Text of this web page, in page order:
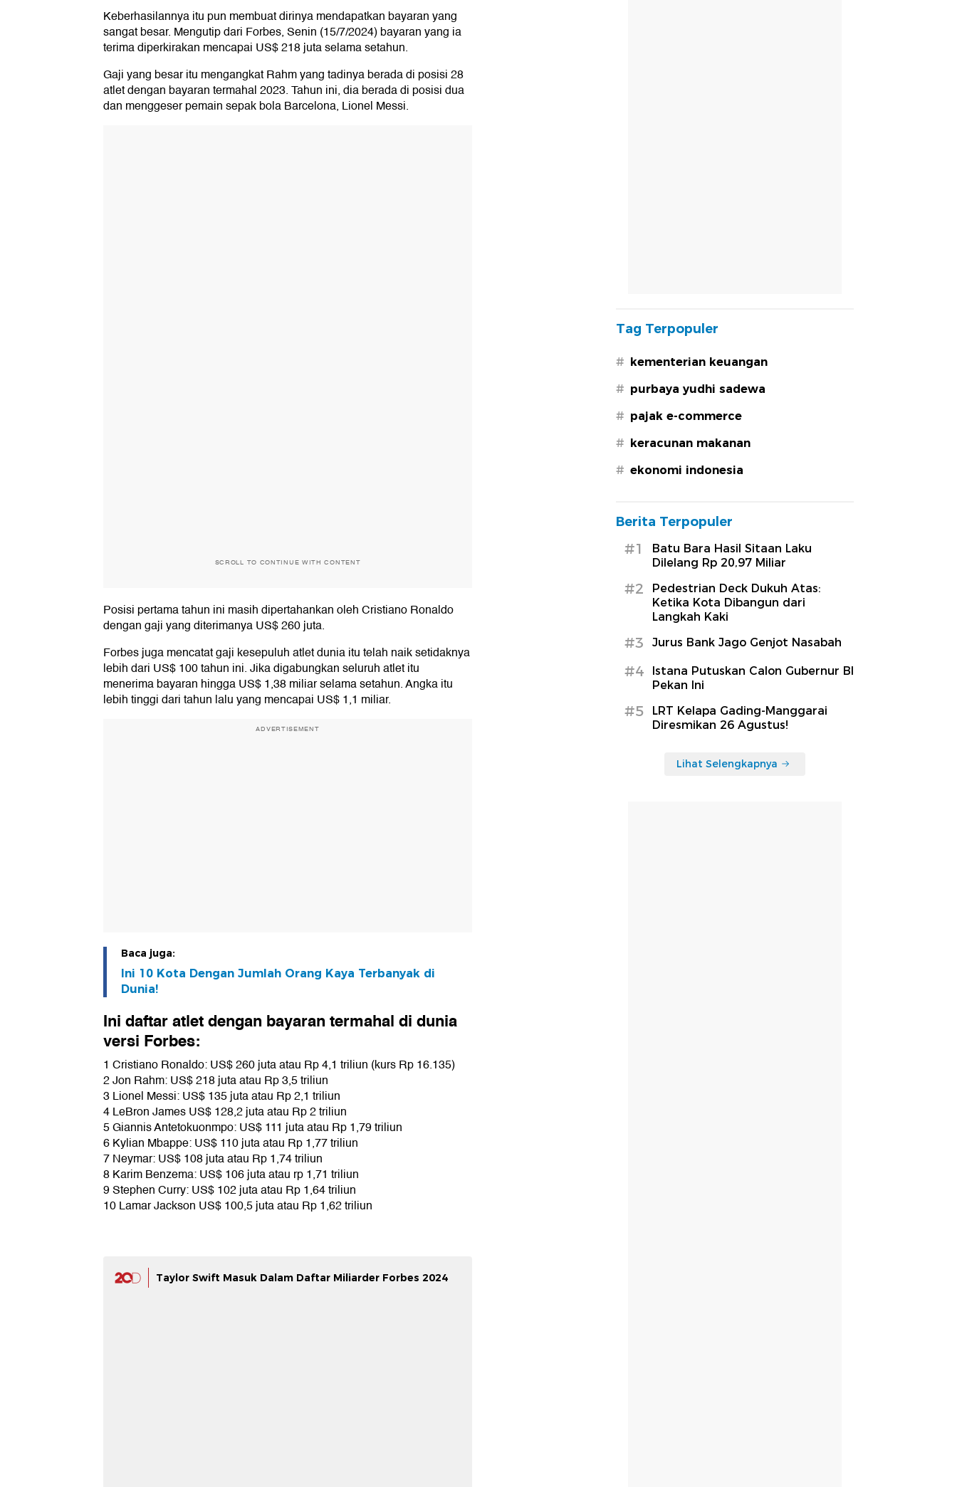
Keberhasilannya itu pun membuat dirinya mendapatkan bayaran yang
sangat besar. Mengutip dari Forbes, Senin (15/7/2024) bayaran yang ia
terima diperkirakan mencapai US$ 218 juta selama setahun.
Gaji yang besar itu mengangkat Rahm yang tadinya berada di posisi 28
atlet dengan bayaran termahal 2023. Tahun ini, dia berada di posisi dua
dan menggeser pemain sepak bola Barcelona, Lionel Messi.
SCROLL TO CONTINUE WITH CONTENT
Posisi pertama tahun ini masih dipertahankan oleh Cristiano Ronaldo
dengan gaji yang diterimanya US$ 260 juta.
Forbes juga mencatat gaji kesepuluh atlet dunia itu telah naik setidaknya
lebih dari US$ 100 tahun ini. Jika digabungkan seluruh atlet itu
menerima bayaran hingga US$ 1,38 miliar selama setahun. Angka itu
lebih tinggi dari tahun lalu yang mencapai US$ 1,1 miliar.
ADVERTISEMENT
Baca juga:
Ini 10 Kota Dengan Jumlah Orang Kaya Terbanyak di
Dunia!
Ini daftar atlet dengan bayaran termahal di dunia
versi Forbes:
1 Cristiano Ronaldo: US$ 260 juta atau Rp 4,1 triliun (kurs Rp 16.135)
2 Jon Rahm: US$ 218 juta atau Rp 3,5 triliun
3 Lionel Messi: US$ 135 juta atau Rp 2,1 triliun
4 LeBron James US$ 128,2 juta atau Rp 2 triliun
5 Giannis Antetokuonmpo: US$ 111 juta atau Rp 1,79 triliun
6 Kylian Mbappe: US$ 110 juta atau Rp 1,77 triliun
7 Neymar: US$ 108 juta atau Rp 1,74 triliun
8 Karim Benzema: US$ 106 juta atau rp 1,71 triliun
9 Stephen Curry: US$ 102 juta atau Rp 1,64 triliun
10 Lamar Jackson US$ 100,5 juta atau Rp 1,62 triliun
Taylor Swift Masuk Dalam Daftar Miliarder Forbes 2024
Tag Terpopuler
# kementerian keuangan
# purbaya yudhi sadewa
# pajak e-commerce
# keracunan makanan
# ekonomi indonesia
Berita Terpopuler
#1
Batu Bara Hasil Sitaan Laku
Dilelang Rp 20,97 Miliar
#2
Pedestrian Deck Dukuh Atas:
Ketika Kota Dibangun dari
Langkah Kaki
#3 Jurus Bank Jago Genjot Nasabah
#4
Istana Putuskan Calon Gubernur BI
Pekan Ini
#5
LRT Kelapa Gading-Manggarai
Diresmikan 26 Agustus!
Lihat Selengkapnya